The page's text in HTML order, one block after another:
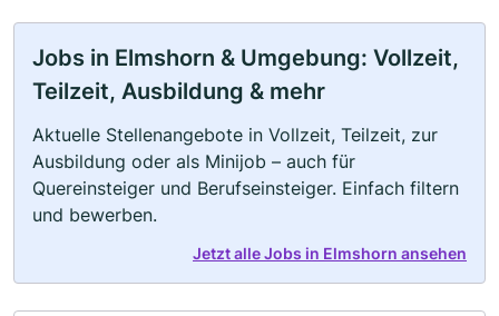
Jobs in Elmshorn & Umgebung: Vollzeit,
Teilzeit, Ausbildung & mehr
Aktuelle Stellenangebote in Vollzeit, Teilzeit, zur
Ausbildung oder als Minijob – auch für
Quereinsteiger und Berufseinsteiger. Einfach filtern
und bewerben.
Jetzt alle Jobs in Elmshorn ansehen